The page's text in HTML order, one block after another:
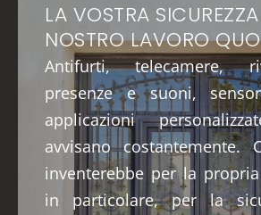
LA VOSTRA
NOSTRO LAVORO
Antifurti, telecamere,
presenze e suoni,
applicazioni
avvisano costantemente.
inventerebbe per la
in particolare, per la